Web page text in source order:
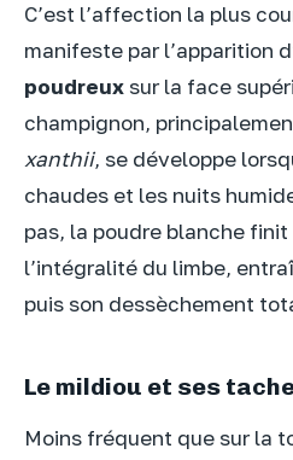
C’est l’affection la plus
manifeste par l’apparition
poudreux sur la face
champignon,
xanthii, se développe
chaudes et les nuits
pas, la poudre blanche
l’intégralité du limbe,
puis son dessèchement
Le mildiou et ses
Moins fréquent que sur la